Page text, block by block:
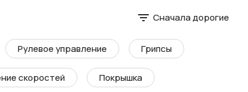
Сначала дорогие
Рулевое управление Грипсы
скоростей Покрышка